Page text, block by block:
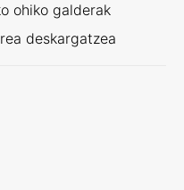
ohiko galderak
deskargatzea